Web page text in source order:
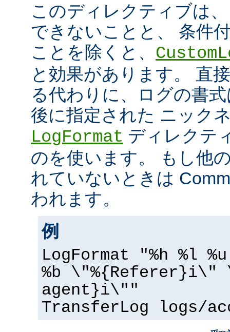
このディレクティブは
できないことと、 条件
ことを除くと、
と効果があります。 直
る代わりに、ログの書
後に指定された ニック
LogFormat ディレクテ
のを使います。 もし他
れていないときは
われます。
例
LogFormat "%h %l
%b \"%{Referer}i\"
agent}i\""
TransferLog logs/